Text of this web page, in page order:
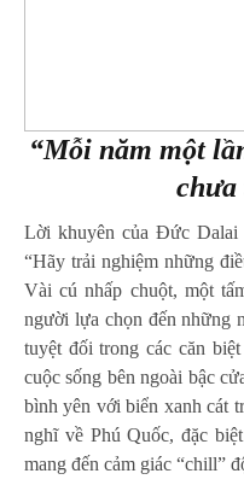
“Mỗi năm một
chưa
Lời khuyên của Đức Dalai
“Hãy trải nghiệm những
Vài cú nhấp chuột, một
người lựa chọn đến những
tuyệt đối trong các căn
cuộc sống bên ngoài bậc
bình yên với biển xanh cát
nghĩ về Phú Quốc, đặc
mang đến cảm giác “chill”